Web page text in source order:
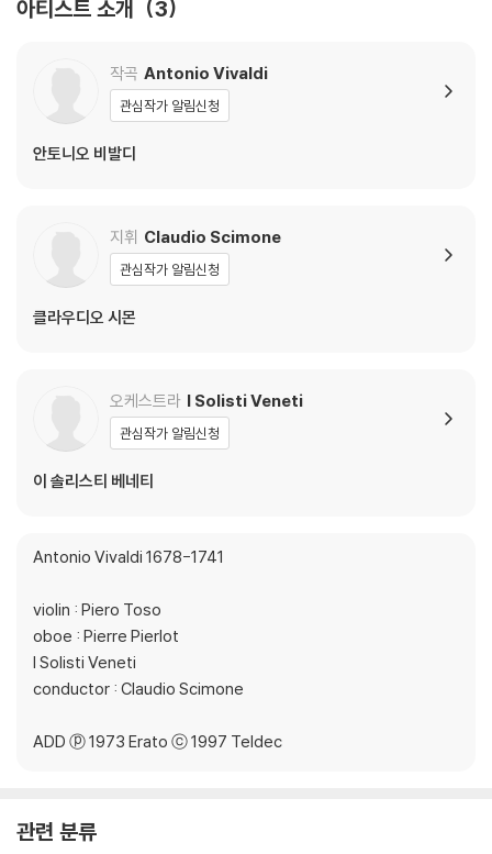
아티스트 소개 3
작곡 Antonio Vivaldi
관심작가 알림신청
안토니오 비발디
지휘 Claudio Scimone
관심작가 알림신청
클라우디오 시몬
오케스트라 I Solisti Veneti
관심작가 알림신청
이 솔리스티 베네티
Antonio Vivaldi 1678-1741
violin : Piero Toso
oboe : Pierre Pierlot
I Solisti Veneti
conductor : Claudio Scimone
ADD ⓟ 1973 Erato ⓒ 1997 Teldec
관련 분류